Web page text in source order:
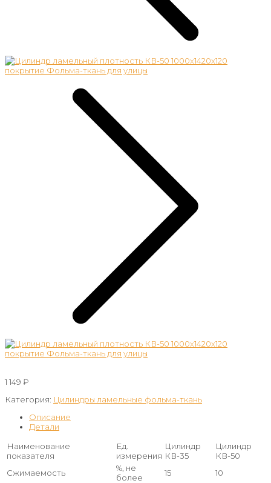
1 149 ₽
Категория: Цилиндры ламельные фольма-ткань
Описание
Детали
Наименование
показателя
Ед.
измерения
Цилиндр
КВ-35
Цилиндр
КВ-50
Сжимаемость
%, не
более
15 10